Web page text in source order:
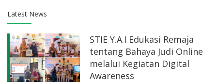
Latest News
STIE Y.A.I Edukasi Remaja
tentang Bahaya Judi Online
melalui Kegiatan Digital
Awareness